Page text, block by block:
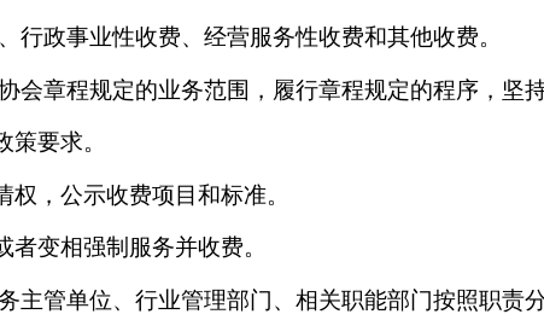
政事业性收费、经营服务性收费和其他收费。
会章程规定的业务范围，履行章程规定的程序，坚
要求。
，公示收费项目和标准。
变相强制服务并收费。
主管单位、行业管理部门、相关职能部门按照职责